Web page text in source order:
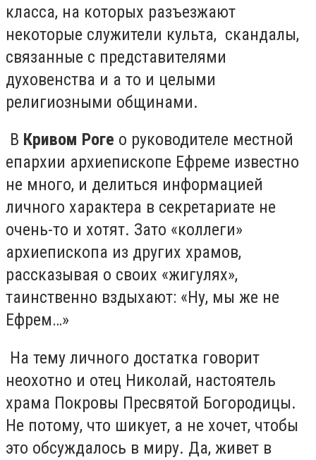
класса, на которых разъезжают
некоторые служители культа, скандалы,
связанные с представителями
духовенства и а то и целыми
религиозными общинами.
В Кривом Роге о руководителе местной
епархии архиепископе Ефреме известно
не много, и делиться информацией
личного характера в секретариате не
очень-то и хотят. Зато «коллеги»
архиепископа из других храмов,
рассказывая о своих «жигулях»,
таинственно вздыхают: «Ну, мы же не
Ефрем…»
На тему личного достатка говорит
неохотно и отец Николай, настоятель
храма Покровы Пресвятой Богородицы.
Не потому, что шикует, а не хочет, чтобы
это обсуждалось в миру. Да, живет в